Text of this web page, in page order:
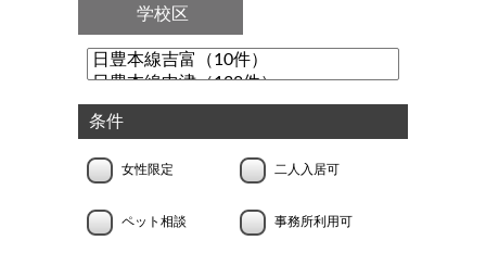
学校区
条件
女性限定 二人入居可
ペット相談 事務所利用可